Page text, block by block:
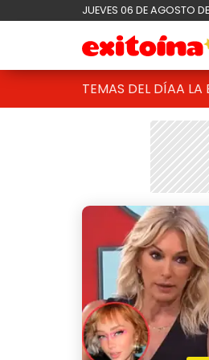
JUEVES 06 DE AGOSTO
TEMAS DEL DÍAA LA